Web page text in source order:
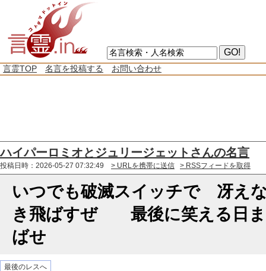
言霊TOP 名言を投稿する お問い合わせ
ハイパーロミオとジュリージェットさんの名言
投稿日時：2026-05-27 07:32:49 > URLを携帯に送信 > RSSフィードを取得
いつでも破滅スイッチで 冴え
き飛ばすぜ 最後に笑える日ま
ばせ
最後のレスへ